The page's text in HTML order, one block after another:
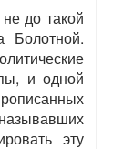
до такой
Болотной.
и одной
эту